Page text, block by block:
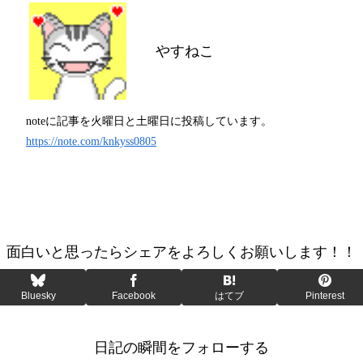
やすねこ
noteに記事を火曜日と土曜日に投稿しています。
https://note.com/knkyss0805
面白いと思ったらシェアをよろしくお願いします！！
Bluesky Facebook はてブ Pinterest
日記の瞬間をフォローする